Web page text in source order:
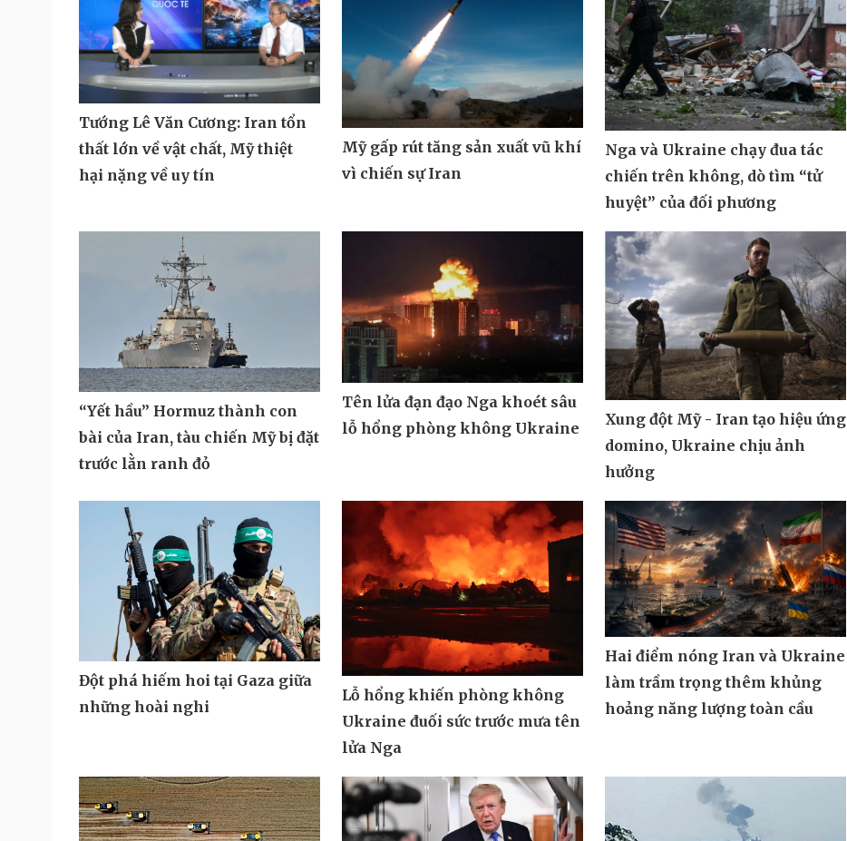
Tướng Lê Văn Cương: Iran tổn
thất lớn về vật chất, Mỹ thiệt
hại nặng về uy tín
Mỹ gấp rút tăng sản xuất vũ khí
vì chiến sự Iran
Nga và Ukraine chạy đua tác
chiến trên không, dò tìm “tử
huyệt” của đối phương
“Yết hầu” Hormuz thành con
bài của Iran, tàu chiến Mỹ bị đặt
trước lằn ranh đỏ
Tên lửa đạn đạo Nga khoét sâu
lỗ hổng phòng không Ukraine
Xung đột Mỹ - Iran tạo hiệu ứng
domino, Ukraine chịu ảnh
hưởng
Đột phá hiếm hoi tại Gaza giữa
những hoài nghi
Lỗ hổng khiến phòng không
Ukraine đuối sức trước mưa tên
lửa Nga
Hai điểm nóng Iran và Ukraine
làm trầm trọng thêm khủng
hoảng năng lượng toàn cầu